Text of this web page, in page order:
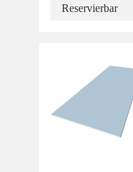
Reservierbar